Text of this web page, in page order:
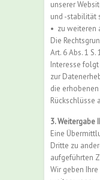
unserer
und -stabilität
• zu weiteren
Die
Art. 6 Abs. 1
Interesse
zur
die
Rückschlüsse
3. Weitergabe
Eine
Dritte zu
aufgeführten
Wir geben